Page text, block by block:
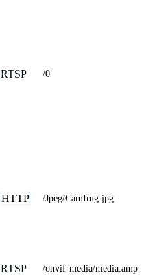
RTSP /0
HTTP /Jpeg/CamImg.jpg
RTSP /onvif-media/media.amp